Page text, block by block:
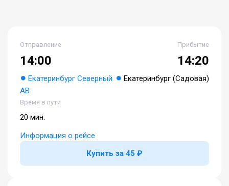
Отправление
14:00
Екатеринбург Северный
АВ
Прибытие
14:20
Екатеринбург (Садовая)
Время в пути
20 мин.
Информация о рейсе
Купить за 45 ₽